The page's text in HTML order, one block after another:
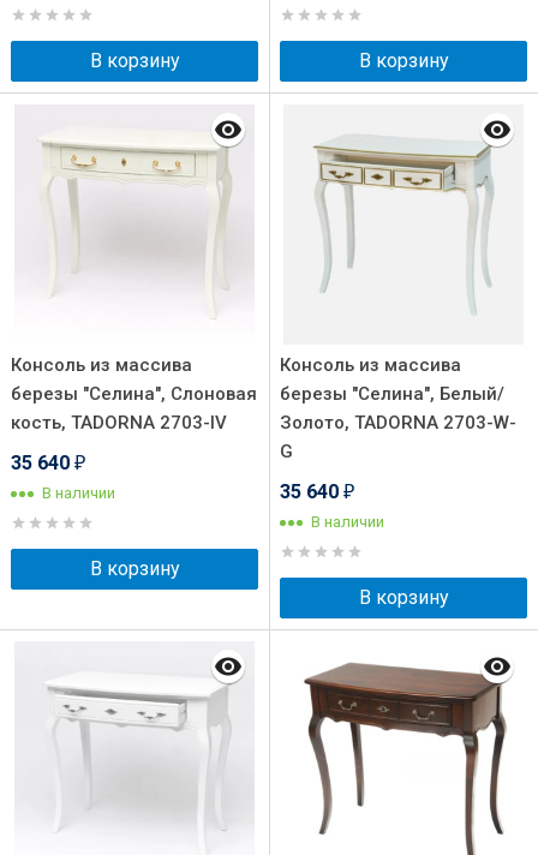
В корзину В корзину
Консоль из массива
березы "Селина", Слоновая
кость, TADORNA 2703-IV
35 640 ₽
В наличии
В корзину
Консоль из массива
березы "Селина", Белый/
Золото, TADORNA 2703-W-
G
35 640 ₽
В наличии
В корзину